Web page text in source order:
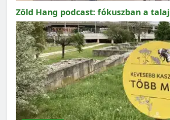
Zöld Hang podcast: fókuszban a talaj